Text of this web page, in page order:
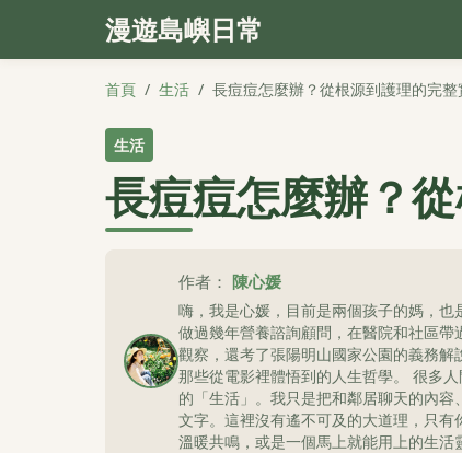
漫遊島嶼日常
首頁 / 生活 / 長痘痘怎麼辦？從根源到護理的完
生活
長痘痘怎麼辦？
作者： 陳心媛
嗨，我是心媛，目前是兩個孩子的媽，
做過幾年營養諮詢顧問，在醫院和社區
觀察，還考了張陽明山國家公園的義務
那些從電影裡體悟到的人生哲學。 很多
的「生活」。我只是把和鄰居聊天的內
文字。這裡沒有遙不可及的大道理，只
溫暖共鳴，或是一個馬上就能用上的生活